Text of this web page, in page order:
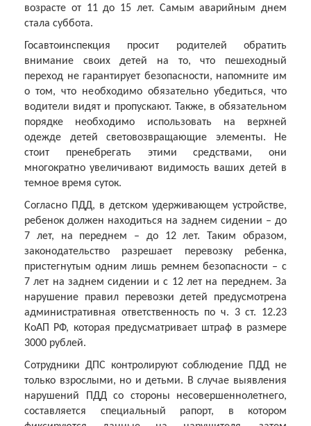
возрасте от 11 до 15 лет. Самым аварийным днем
стала суббота.
Госавтоинспекция просит родителей обратить
внимание своих детей на то, что пешеходный
переход не гарантирует безопасности, напомните им
о том, что необходимо обязательно убедиться, что
водители видят и пропускают. Также, в обязательном
порядке необходимо использовать на верхней
одежде детей световозвращающие элементы. Не
стоит пренебрегать этими средствами, они
многократно увеличивают видимость ваших детей в
темное время суток.
Согласно ПДД, в детском удерживающем устройстве,
ребенок должен находиться на заднем сидении – до
7 лет, на переднем – до 12 лет. Таким образом,
законодательство разрешает перевозку ребенка,
пристегнутым одним лишь ремнем безопасности – с
7 лет на заднем сидении и с 12 лет на переднем. За
нарушение правил перевозки детей предусмотрена
административная ответственность по ч. 3 ст. 12.23
КоАП РФ, которая предусматривает штраф в размере
3000 рублей.
Сотрудники ДПС контролируют соблюдение ПДД не
только взрослыми, но и детьми. В случае выявления
нарушений ПДД со стороны несовершеннолетнего,
составляется специальный рапорт, в котором